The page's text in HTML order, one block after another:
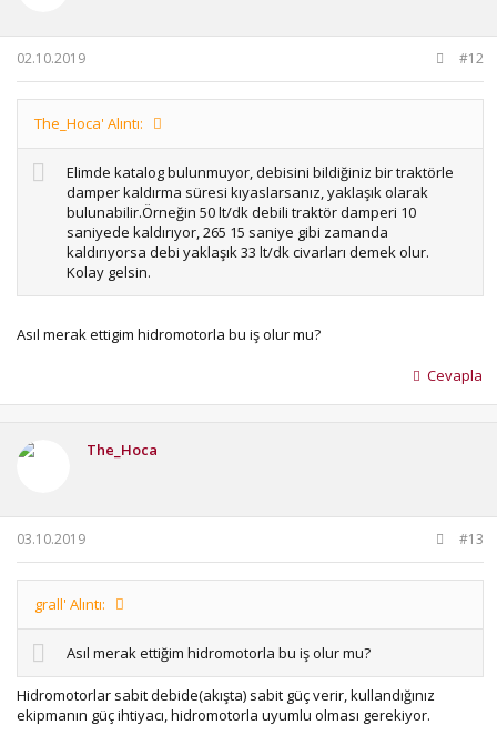
02.10.2019 #12
The_Hoca' Alıntı:
Elimde katalog bulunmuyor, debisini bildiğiniz bir traktörle
damper kaldırma süresi kıyaslarsanız, yaklaşık olarak
bulunabilir.Örneğin 50 lt/dk debili traktör damperi 10
saniyede kaldırıyor, 265 15 saniye gibi zamanda
kaldırıyorsa debi yaklaşık 33 lt/dk civarları demek olur.
Kolay gelsin.
Asıl merak ettigim hidromotorla bu iş olur mu?
Cevapla
The_Hoca
03.10.2019 #13
grall' Alıntı:
Asıl merak ettiğim hidromotorla bu iş olur mu?
Hidromotorlar sabit debide(akışta) sabit güç verir, kullandığınız
ekipmanın güç ihtiyacı, hidromotorla uyumlu olması gerekiyor.